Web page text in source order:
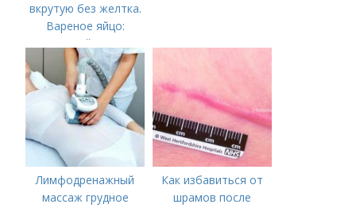
вкрутую без желтка.
Вареное яйцо:
калорийность
Лимфодренажный
массаж грудное
Как избавиться от
шрамов после